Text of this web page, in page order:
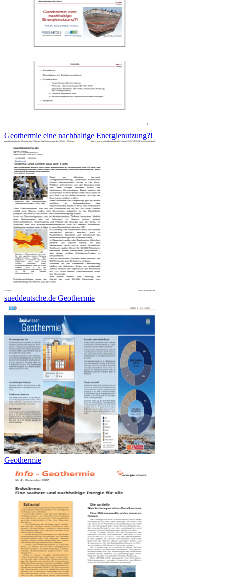
Geothermie eine nachhaltige Energienutzung?!
sueddeutsche.de Geothermie
Geothermie